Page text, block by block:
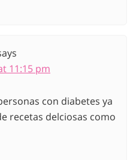
11:15 pm
con diabetes ya
recetas delciosas como